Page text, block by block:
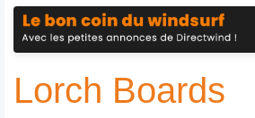
Lorch Boards